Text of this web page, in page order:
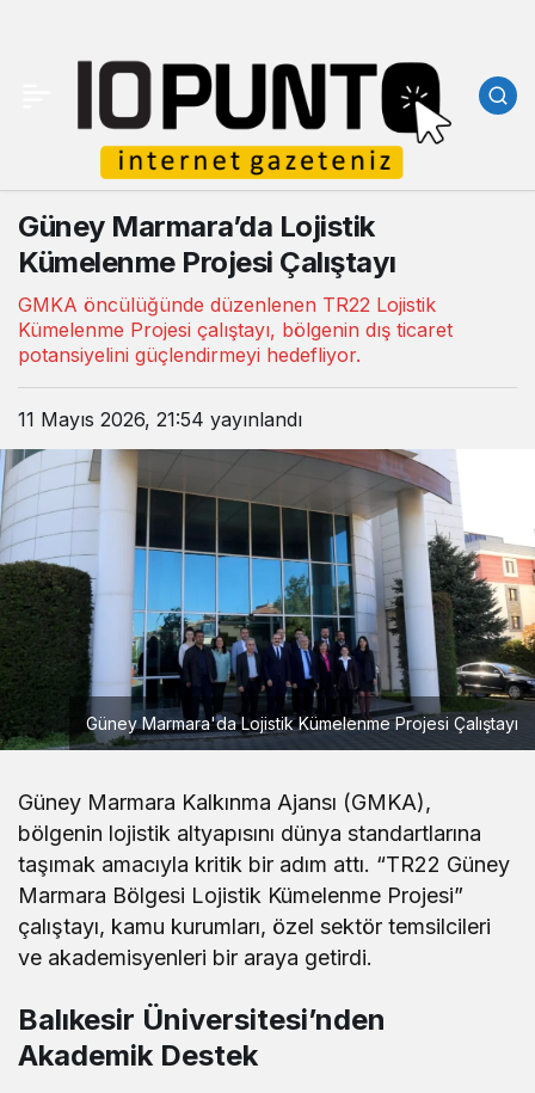
Güney Marmara’da Lojistik
Kümelenme Projesi Çalıştayı
GMKA öncülüğünde düzenlenen TR22 Lojistik
Kümelenme Projesi çalıştayı, bölgenin dış ticaret
potansiyelini güçlendirmeyi hedefliyor.
11 Mayıs 2026, 21:54 yayınlandı
Güney Marmara'da Lojistik Kümelenme Projesi Çalıştayı
Güney Marmara Kalkınma Ajansı (GMKA),
bölgenin lojistik altyapısını dünya standartlarına
taşımak amacıyla kritik bir adım attı. “TR22 Güney
Marmara Bölgesi Lojistik Kümelenme Projesi”
çalıştayı, kamu kurumları, özel sektör temsilcileri
ve akademisyenleri bir araya getirdi.
Balıkesir Üniversitesi’nden
Akademik Destek